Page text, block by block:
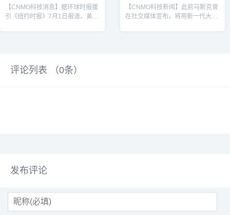
【CNMO科技消息】据环球时报援
引《纽约时报》7月1日报道，美国
斯克不再认为火星殖民是一个可行
【CNMO科技新闻】此前马斯克曾
在社交媒体宣布，将用新一代大模
评论列表 （0条）
发布评论